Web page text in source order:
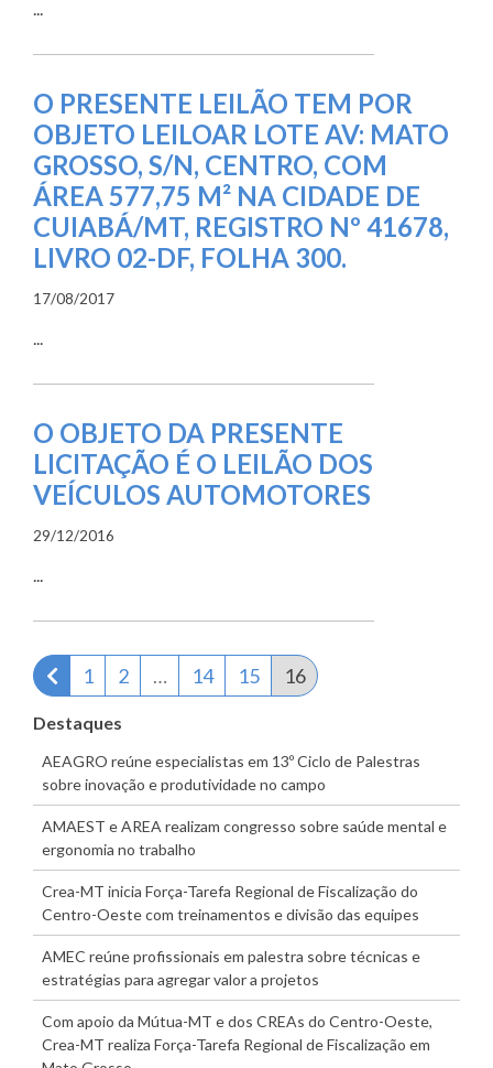
...
O PRESENTE LEILÃO TEM POR
OBJETO LEILOAR LOTE AV: MATO
GROSSO, S/N, CENTRO, COM
ÁREA 577,75 M² NA CIDADE DE
CUIABÁ/MT, REGISTRO Nº 41678,
LIVRO 02-DF, FOLHA 300.
17/08/2017
...
O OBJETO DA PRESENTE
LICITAÇÃO É O LEILÃO DOS
VEÍCULOS AUTOMOTORES
29/12/2016
...
Página anterior
1 2 … 14 15 16
Destaques
AEAGRO reúne especialistas em 13º Ciclo de Palestras
sobre inovação e produtividade no campo
AMAEST e AREA realizam congresso sobre saúde mental e
ergonomia no trabalho
Crea-MT inicia Força-Tarefa Regional de Fiscalização do
Centro-Oeste com treinamentos e divisão das equipes
AMEC reúne profissionais em palestra sobre técnicas e
estratégias para agregar valor a projetos
Com apoio da Mútua-MT e dos CREAs do Centro-Oeste,
Crea-MT realiza Força-Tarefa Regional de Fiscalização em